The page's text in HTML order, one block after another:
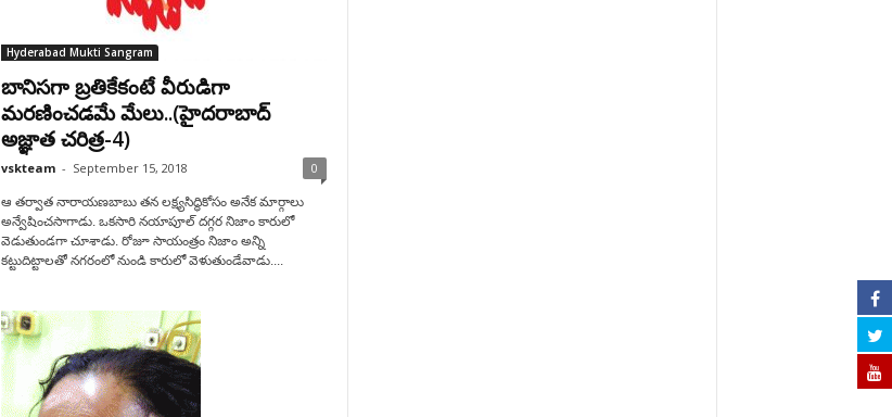
Hyderabad Mukti Sangram
బానిసగా బ్రతికేకంటే వీరుడిగా
మరణించడమే మేలు..(హైదరాబాద్
అజ్ఞాత చరిత్ర-4)
vskteam - September 15, 2018 0
ఆ తర్వాత నారాయణబాబు తన లక్ష్యసిద్ధికోసం అనేక మార్గాలు
అన్వేషించసాగాడు. ఒకసారి నయాపూల్ దగ్గర నిజాం కారులో
వెడుతుండగా చూశాడు. రోజూ సాయంత్రం నిజాం అన్ని
కట్టుదిట్టాలతో నగరంలో నుండి కారులో వెళుతుండేవాడు....